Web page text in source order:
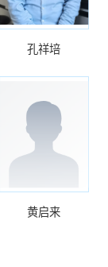
孔祥培
黄启来